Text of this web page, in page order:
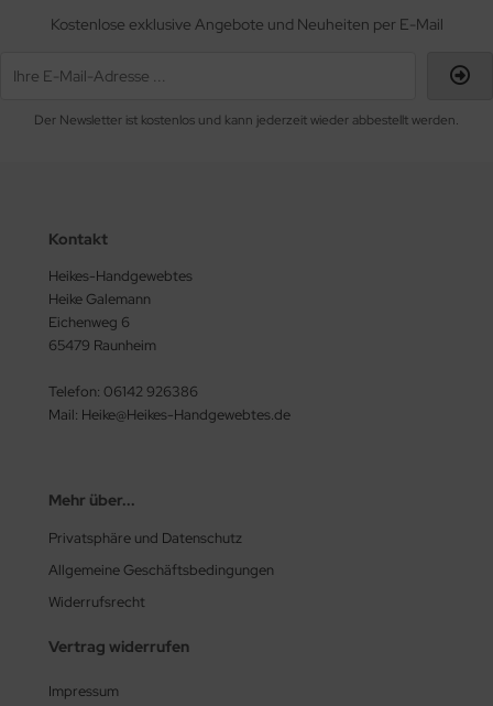
Kostenlose exklusive Angebote und Neuheiten per E-Mail
Der Newsletter ist kostenlos und kann jederzeit wieder abbestellt werden.
Kontakt
Heikes-Handgewebtes
Heike Galemann
Eichenweg 6
65479 Raunheim
Telefon: 06142 926386
Mail: Heike@Heikes-Handgewebtes.de
Mehr über...
Privatsphäre und Datenschutz
Allgemeine Geschäftsbedingungen
Widerrufsrecht
Vertrag widerrufen
Impressum